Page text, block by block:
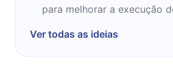
para melhorar a execução
Ver todas as ideias